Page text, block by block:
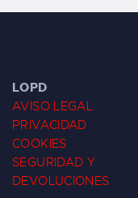
LOPD
AVISO LEGAL
PRIVACIDAD
COOKIES
SEGURIDAD Y
DEVOLUCIONES